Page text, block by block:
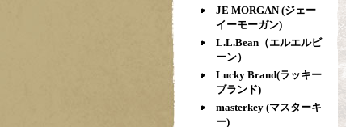
JE MORGAN (ジェー
イーモーガン)
L.L.Bean（エルエルビ
ーン）
Lucky Brand(ラッキー
ブランド)
masterkey (マスターキ
ー)